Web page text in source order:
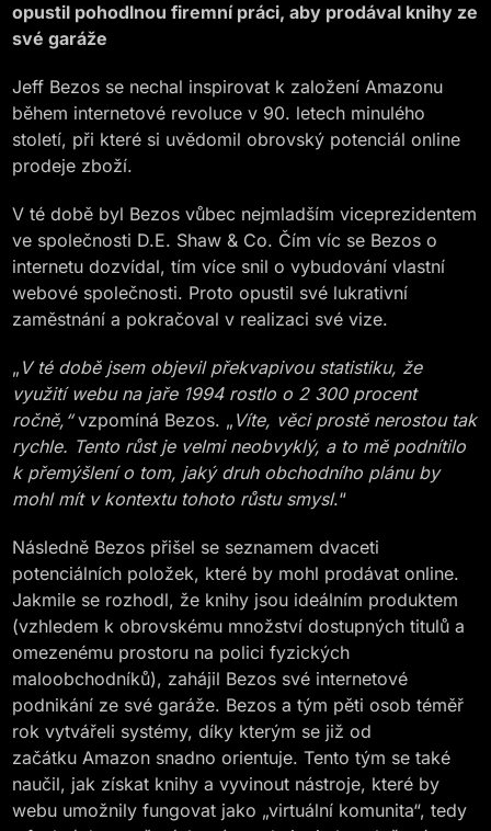
opustil pohodlnou firemní práci, aby prodával knihy ze
své garáže
Jeff Bezos se nechal inspirovat k založení Amazonu
během internetové revoluce v 90. letech minulého
století, při které si uvědomil obrovský potenciál online
prodeje zboží.
V té době byl Bezos vůbec nejmladším viceprezidentem
ve společnosti D.E. Shaw & Co. Čím víc se Bezos o
internetu dozvídal, tím více snil o vybudování vlastní
webové společnosti. Proto opustil své lukrativní
zaměstnání a pokračoval v realizaci své vize.
„ V té době jsem objevil překvapivou statistiku, že
využití webu na jaře 1994 rostlo o 2 300 procent
ročně,“vzpomíná Bezos. „ Víte, věci prostě nerostou tak
rychle. Tento růst je velmi neobvyklý, a to mě podnítilo
k přemýšlení o tom, jaký druh obchodního plánu by
mohl mít v kontextu tohoto růstu smysl.“
Následně Bezos přišel se seznamem dvaceti
potenciálních položek, které by mohl prodávat online.
Jakmile se rozhodl, že knihy jsou ideálním produktem
(vzhledem k obrovskému množství dostupných titulů a
omezenému prostoru na polici fyzických
maloobchodníků), zahájil Bezos své internetové
podnikání ze své garáže. Bezos a tým pěti osob téměř
rok vytvářeli systémy, díky kterým se již od
začátku Amazon snadno orientuje. Tento tým se také
naučil, jak získat knihy a vyvinout nástroje, které by
webu umožnily fungovat jako „virtuální komunita“, tedy